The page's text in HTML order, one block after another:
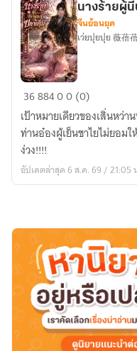
นาง
ร้าย
ผู้
นี้
ปรารถนา
เป็น
นางร้ายผู้
จีนย้อนยุค
เว่ยปุยปุย 薇蓓
3688400 (0)
เป้าหมายเดียวของเสิ่นหว่
ท่านอ๋องผู้เย็นชาไยไม่ยอม
ง่วง!!!!
อัปเดตล่าสุด 6 ส.ค. 69 / 21:05